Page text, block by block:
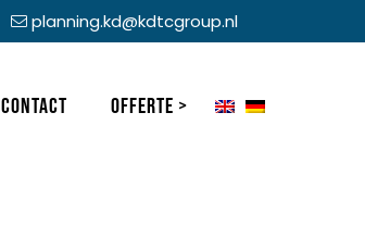
planning.kd@kdtcgroup.nl
Contact Offerte >